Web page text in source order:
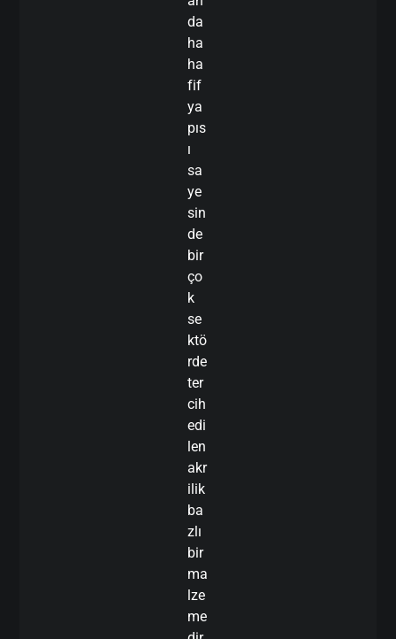
da
ha
ha
fif
ya
pıs
ı
sa
ye
sin
de
bir
ço
k
se
ktö
rde
ter
cih
edi
len
akr
ilik
ba
zlı
bir
ma
lze
me